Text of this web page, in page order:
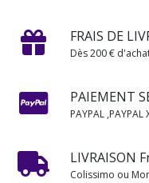
FRAIS DE
Dès 200 €
PAIEMENT
PAYPAL ,PAYPAL
LIVRAISON
Colissimo ou